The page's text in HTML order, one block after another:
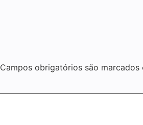
Campos obrigatórios são marcados